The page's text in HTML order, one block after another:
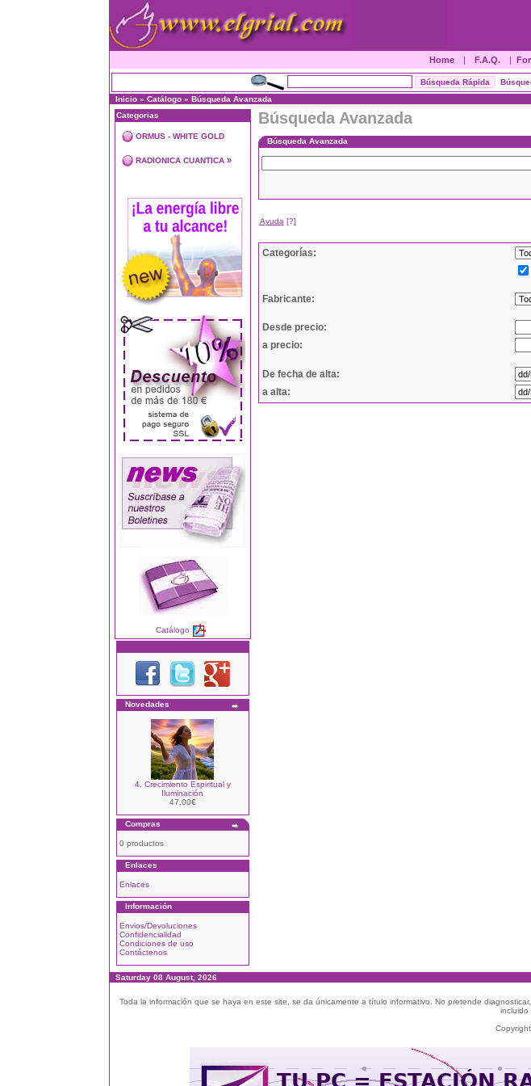
Home | F.A.Q. |
Inicio» Catálogo» Búsqueda Avanzada
Categorias
ORMUS - WHITE GOLD
RADIONICA CUANTICA»
Catálogo
Novedades
4. Crecimiento Espiritual y
Iluminación
47.00€
Compras
0 productos
Enlaces
Enlaces
Información
Envios/Devoluciones
Confidencialidad
Condiciones de uso
Contáctenos
Búsqueda Avanzada
Búsqueda Avanzada
Ayuda [?]
Categorías:
Fabricante:
Desde precio:
a precio:
De fecha de alta:
a alta:
Saturday 08 August, 2026
Toda la información que se haya en este site, se da únicamente a título informativo. No pretende
incluido